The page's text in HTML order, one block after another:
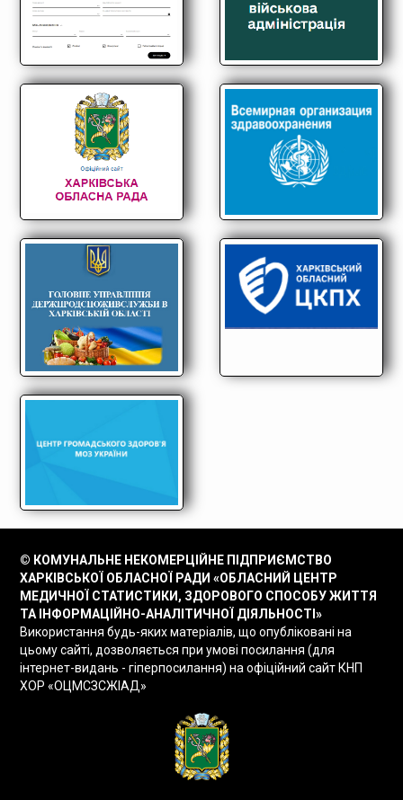
© КОМУНАЛЬНЕ НЕКОМЕРЦІЙНЕ ПІДПРИЄМСТВО
ХАРКІВСЬКОЇ ОБЛАСНОЇ РАДИ «ОБЛАСНИЙ ЦЕНТР
МЕДИЧНОЇ СТАТИСТИКИ, ЗДОРОВОГО СПОСОБУ ЖИТТЯ
ТА ІНФОРМАЦІЙНО-АНАЛІТИЧНОЇ ДІЯЛЬНОСТІ»
Використання будь-яких матеріалів, що опубліковані на
цьому сайті, дозволяється при умові посилання (для
інтернет-видань - гіперпосилання) на офіційний сайт КНП
ХОР «ОЦМСЗСЖІАД»